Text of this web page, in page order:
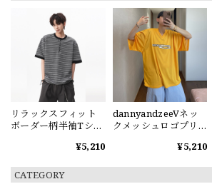
CATEGORY
リラックスフィット
ボーダー柄半袖Tシャ
¥5,210
dannyandzeeVネッ
クメッシュロゴプリ
¥5,210